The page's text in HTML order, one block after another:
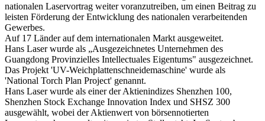
nationalen Laservortrag weiter voranzutreiben, um einen Beitrag zu
leisten Förderung der Entwicklung des nationalen verarbeitenden
Gewerbes.
Auf 17 Länder auf dem internationalen Markt ausgeweitet.
Hans Laser wurde als „Ausgezeichnetes Unternehmen des
Guangdong Provinzielles Intellectuales Eigentums" ausgezeichnet.
Das Projekt 'UV-Weichplattenschneidemaschine' wurde als
'National Torch Plan Project' genannt.
Hans Laser wurde als einer der Aktienindizes Shenzhen 100,
Shenzhen Stock Exchange Innovation Index und SHSZ 300
ausgewählt, wobei der Aktienwert von börsennotierten